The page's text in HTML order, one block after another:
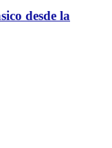
desde la